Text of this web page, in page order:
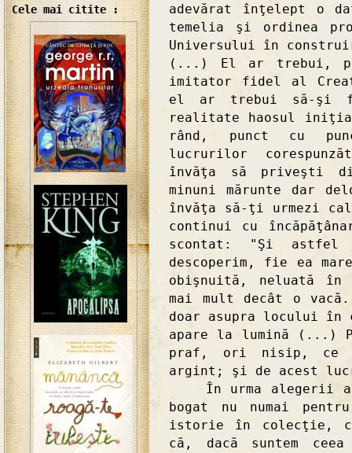
Cele mai citite :
adevărat înţelept o
temelia şi ordinea
Universului în
(...) El ar trebui,
imitator fidel al
el ar trebui să-şi
realitate haosul
rând, punct cu
lucrurilor
învăţa să priveşti
minuni mărunte dar
învăţa să-ţi urmezi
continui cu
scontat: "Şi
descoperim, fie ea
obişnuită, neluată în
mai mult decât o
doar asupra locului în
apare la lumină (...)
praf, ori nisip, ce
argint; şi de acest
În urma alegerii
bogat nu numai
istorie în colecţie,
că, dacă suntem